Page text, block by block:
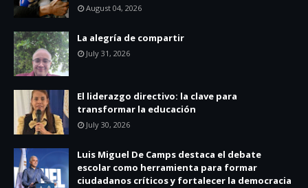
August 04, 2026
La alegría de compartir
July 31, 2026
El liderazgo directivo: la clave para
transformar la educación
July 30, 2026
Luis Miguel De Camps destaca el debate
escolar como herramienta para formar
ciudadanos críticos y fortalecer la democracia